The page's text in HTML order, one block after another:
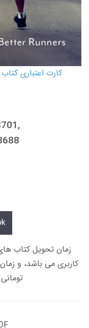
تومانی حداکثر 12